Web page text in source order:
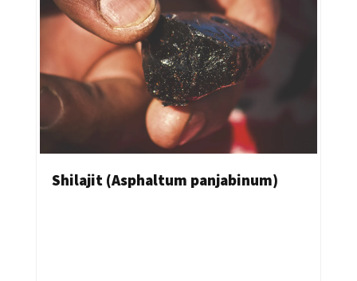
Shilajit (Asphaltum panjabinum)